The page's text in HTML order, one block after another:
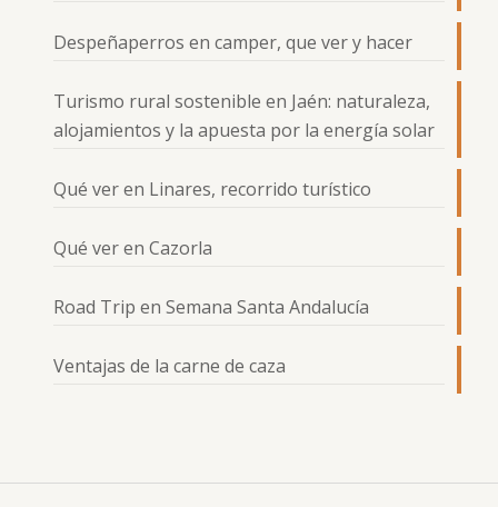
Despeñaperros en camper, que ver y hacer
Turismo rural sostenible en Jaén: naturaleza,
alojamientos y la apuesta por la energía solar
Qué ver en Linares, recorrido turístico
Qué ver en Cazorla
Road Trip en Semana Santa Andalucía
Ventajas de la carne de caza